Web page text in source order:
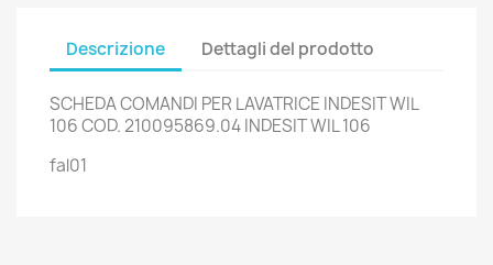
Descrizione Dettagli del prodotto
SCHEDA COMANDI PER LAVATRICE INDESIT WIL
106 COD. 210095869.04 INDESIT WIL 106
fal01